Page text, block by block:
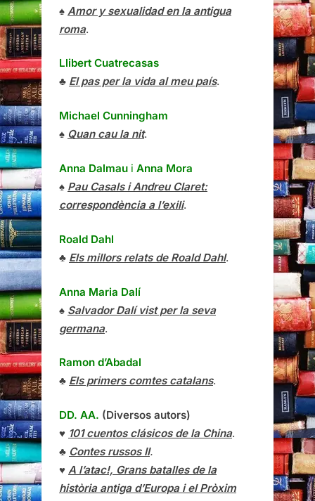
♠ Amor y sexualidad en la antigua
roma.
Llibert Cuatrecasas
♣ El pas per la vida al meu país.
Michael Cunningham
♠ Quan cau la nit.
Anna Dalmau i Anna Mora
♠ Pau Casals i Andreu Claret:
correspondència a l’exili.
Roald Dahl
♣ Els millors relats de Roald Dahl.
Anna Maria Dalí
♠ Salvador Dalí vist per la seva
germana.
Ramon d’Abadal
♣ Els primers comtes catalans.
DD. AA. (Diversos autors)
♥ 101 cuentos clásicos de la China.
♣ Contes russos II.
♥ A l’atac!, Grans batalles de la
història antiga d’Europa i el Pròxim